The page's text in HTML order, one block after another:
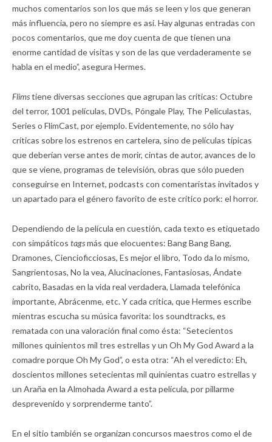
muchos comentarios son los que más se leen y los que generan
más influencia, pero no siempre es así. Hay algunas entradas con
pocos comentarios, que me doy cuenta de que tienen una
enorme cantidad de visitas y son de las que verdaderamente se
habla en el medio”, asegura Hermes.
Flimstiene diversas secciones que agrupan las críticas: Octubre
del terror, 1001 películas, DVDs, Póngale Play, The Peliculastas,
Series o FlimCast, por ejemplo. Evidentemente, no sólo hay
críticas sobre los estrenos en cartelera, sino de películas típicas
que deberían verse antes de morir, cintas de autor, avances de lo
que se viene, programas de televisión, obras que sólo pueden
conseguirse en Internet, podcasts con comentaristas invitados y
un apartado para el género favorito de este crítico pork: el horror.
Dependiendo de la película en cuestión, cada texto es etiquetado
con simpáticos tagsmás que elocuentes: Bang Bang Bang,
Dramones, Ciencioficciosas, Es mejor el libro, Todo da lo mismo,
Sangrientosas, No la vea, Alucinaciones, Fantasiosas, Ándate
cabrito, Basadas en la vida real verdadera, Llamada telefónica
importante, Abrácenme, etc. Y cada crítica, que Hermes escribe
mientras escucha su música favorita: los soundtracks, es
rematada con una valoración final como ésta: “Setecientos
millones quinientos mil tres estrellas y un Oh My God Award a la
comadre porque Oh My God”, o esta otra: “Ah el veredicto: Eh,
doscientos millones setecientas mil quinientas cuatro estrellas y
un Araña en la Almohada Award a esta película, por pillarme
desprevenido y sorprenderme tanto”.
En el sitio también se organizan concursos maestros como el de